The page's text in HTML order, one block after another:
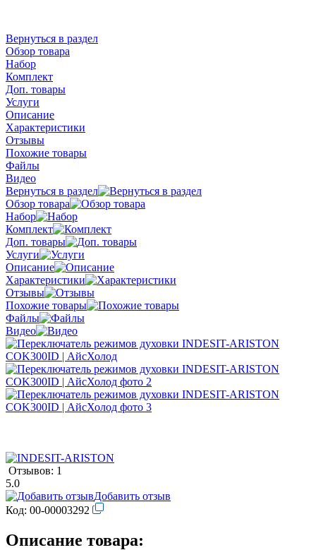
Вернуться в раздел
Обзор товара
Набор
Комплект
Доп. товары
Услуги
Описание
Характеристики
Отзывы
Похожие товары
Файлы
Видео
Вернуться в раздел
Обзор товара
Набор
Комплект
Доп. товары
Услуги
Описание
Характеристики
Отзывы
Похожие товары
Файлы
Видео
Отзывов: 1
5.0
Добавить отзыв
Код: 00-00003292
Описание товара: